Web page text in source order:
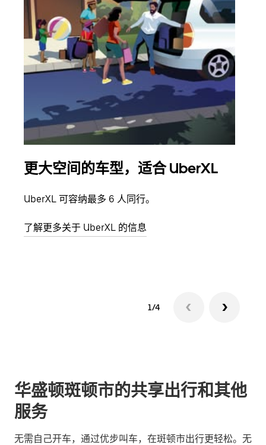
更大空间的车型，适合 UberXL
UberXL 可容纳最多 6 人同行。
了解更多关于 UberXL 的信息
1/4
华盛顿斑顿市的共享出行和其他
服务
无需自己开车，通过优步叫车，在斑顿市出行更轻松。无